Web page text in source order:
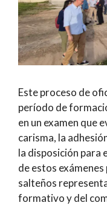
Este proceso de
período de
en un examen que
carisma, la
la disposición para
de estos
salteños
formativo y del